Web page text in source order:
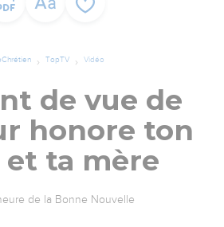
TopTV Vidéo
de vue de
honore ton
et ta mère
de la Bonne Nouvelle